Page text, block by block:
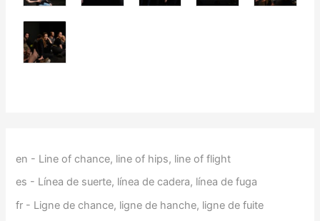
en - Line of chance, line of hips, line of flight
es - Línea de suerte, línea de cadera, línea de fuga
fr - Ligne de chance, ligne de hanche, ligne de fuite